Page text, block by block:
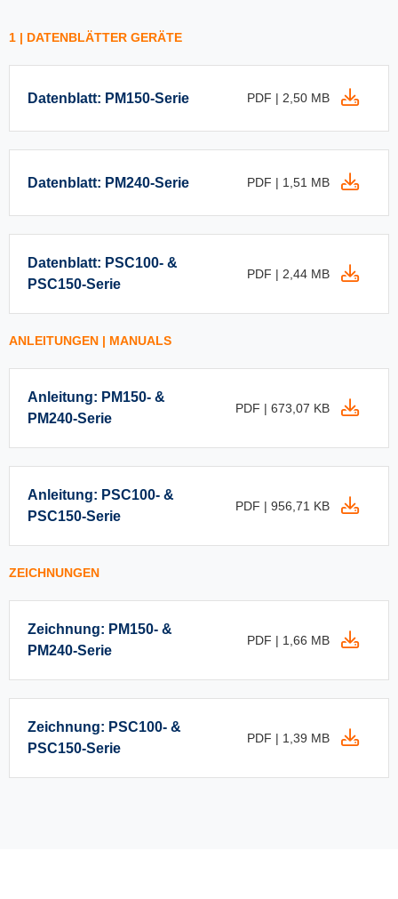
1 | DATENBLÄTTER GERÄTE
Datenblatt: PM150-Serie PDF | 2,50 MB
Datenblatt: PM240-Serie PDF | 1,51 MB
Datenblatt: PSC100- &
PSC150-Serie
PDF | 2,44 MB
ANLEITUNGEN | MANUALS
Anleitung: PM150- &
PM240-Serie
PDF | 673,07 KB
Anleitung: PSC100- &
PSC150-Serie
PDF | 956,71 KB
ZEICHNUNGEN
Zeichnung: PM150- &
PM240-Serie
PDF | 1,66 MB
Zeichnung: PSC100- &
PSC150-Serie
PDF | 1,39 MB